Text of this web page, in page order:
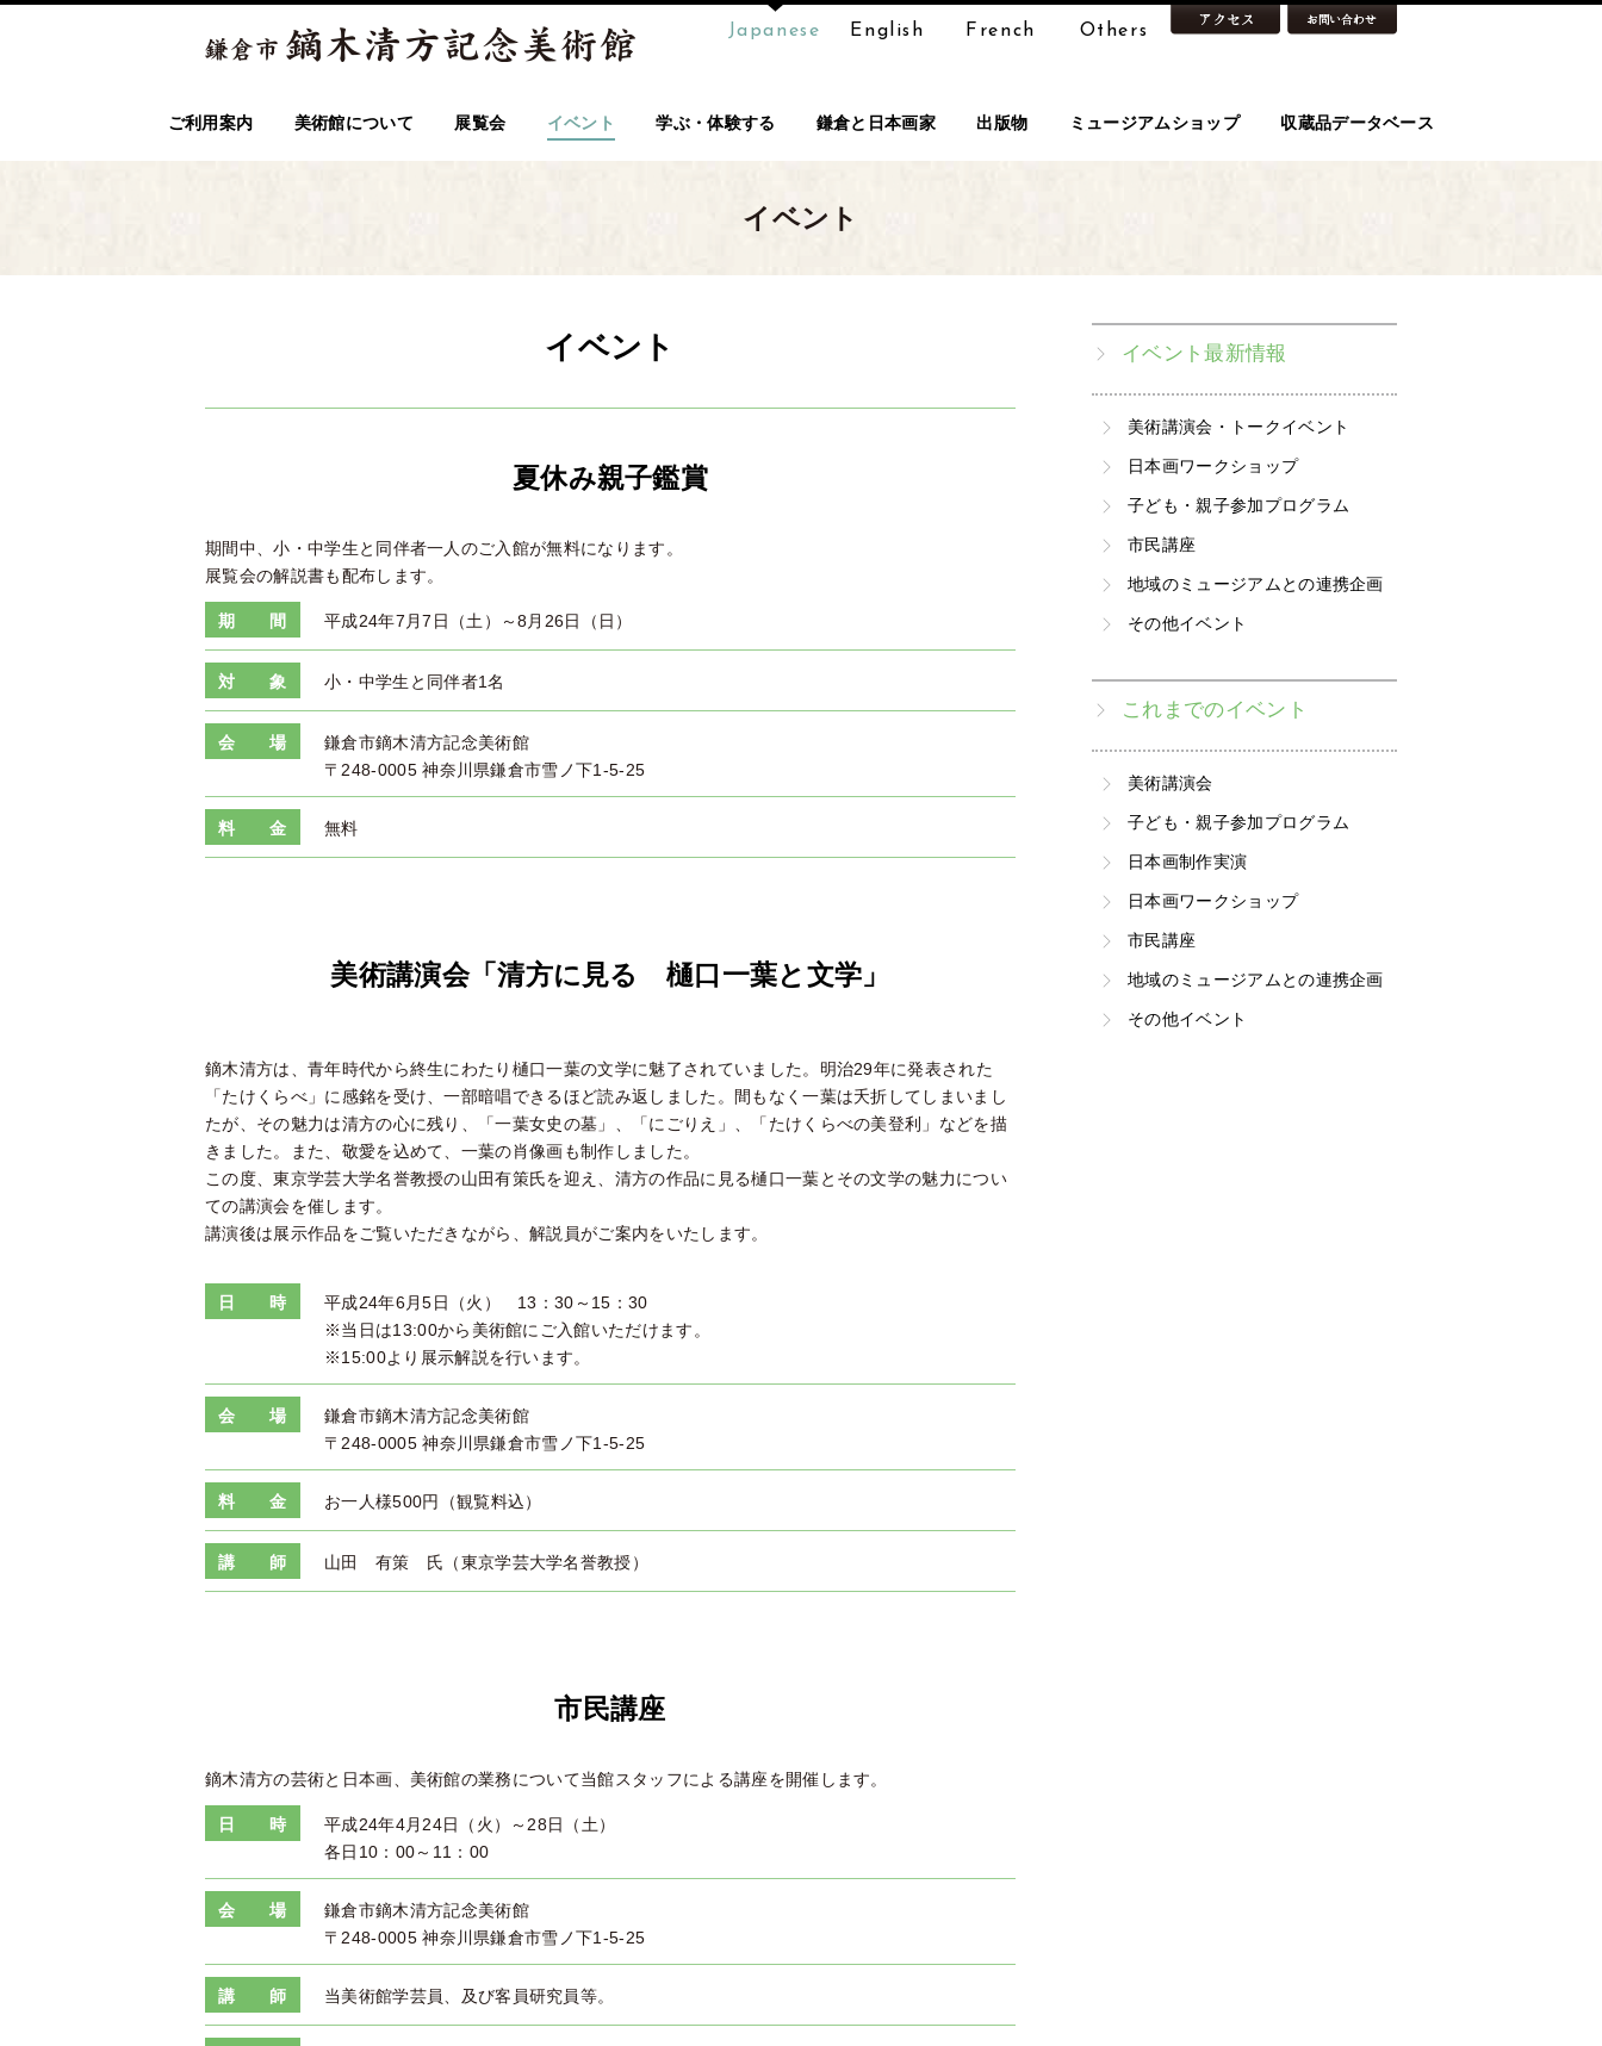
Japanese English French Others
ご利用案内 美術館について 展覧会 イベント 学ぶ・体験する 鎌倉と日本画家 出版物 ミュージアムショップ 収蔵品データベース
イベント
イベント
夏休み親子鑑賞
期間中、小・中学生と同伴者一人のご入館が無料になります。
展覧会の解説書も配布します。
期 間 平成24年7月7日（土）～8月26日（日）
対 象 小・中学生と同伴者1名
会 場
鎌倉市鏑木清方記念美術館
〒248-0005 神奈川県鎌倉市雪ノ下1-5-25
料 金 無料
美術講演会「清方に見る 樋口一葉と文学」
鏑木清方は、青年時代から終生にわたり樋口一葉の文学に魅了されていました。明治29年に発表された
「たけくらべ」に感銘を受け、一部暗唱できるほど読み返しました。間もなく一葉は夭折してしまいまし
たが、その魅力は清方の心に残り、「一葉女史の墓」、「にごりえ」、「たけくらべの美登利」などを描
きました。また、敬愛を込めて、一葉の肖像画も制作しました。
この度、東京学芸大学名誉教授の山田有策氏を迎え、清方の作品に見る樋口一葉とその文学の魅力につい
ての講演会を催します。
講演後は展示作品をご覧いただきながら、解説員がご案内をいたします。
日 時
平成24年6月5日（火） 13：30～15：30
※当日は13:00から美術館にご入館いただけます。
※15:00より展示解説を行います。
会 場
鎌倉市鏑木清方記念美術館
〒248-0005 神奈川県鎌倉市雪ノ下1-5-25
料 金 お一人様500円（観覧料込）
講 師 山田 有策 氏（東京学芸大学名誉教授）
市民講座
鏑木清方の芸術と日本画、美術館の業務について当館スタッフによる講座を開催します。
日 時
平成24年4月24日（火）～28日（土）
各日10：00～11：00
会 場
鎌倉市鏑木清方記念美術館
〒248-0005 神奈川県鎌倉市雪ノ下1-5-25
講 師 当美術館学芸員、及び客員研究員等。
イベント最新情報
美術講演会・トークイベント
日本画ワークショップ
子ども・親子参加プログラム
市民講座
地域のミュージアムとの連携企画
その他イベント
これまでのイベント
美術講演会
子ども・親子参加プログラム
日本画制作実演
日本画ワークショップ
市民講座
地域のミュージアムとの連携企画
その他イベント